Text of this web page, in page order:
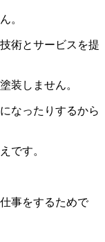
。
術とサービスを提
装しません。
なったりするから
です。
事をするためで